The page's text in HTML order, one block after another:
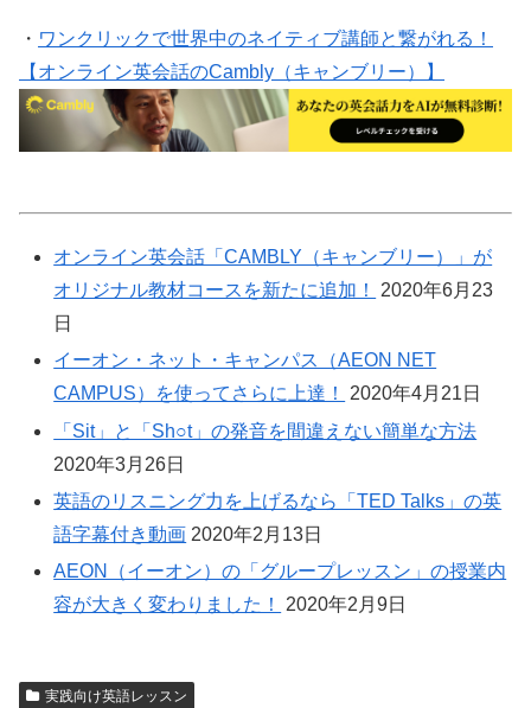
・ ワンクリックで世界中のネイティブ講師と繋がれる！
【オンライン英会話のCambly（キャンブリー）】
オンライン英会話「CAMBLY（キャンブリー）」が
オリジナル教材コースを新たに追加！
2020年6月23
日
イーオン・ネット・キャンパス（AEON NET
CAMPUS）を使ってさらに上達！
2020年4月21日
「Sit」と「Sh○t」の発音を間違えない簡単な方法
2020年3月26日
英語のリスニング力を上げるなら「TED Talks」の英
語字幕付き動画 2020年2月13日
AEON（イーオン）の「グループレッスン」の授業内
容が大きく変わりました！
2020年2月9日
実践向け英語レッスン